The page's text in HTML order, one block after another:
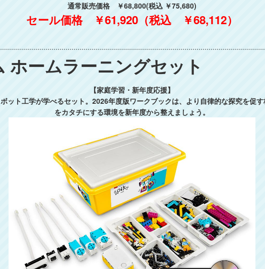
通常販売価格 ￥68,800(税込 ￥75,680)
セール価格 ￥61,920（税込 ￥68,112）
ホームラーニングセット
【家庭学習・新年度応援】
ット工学が学べるセット。2026年度版ワークブックは、より自律的な探究を促す
をカタチにする環境を新年度から整えましょう。